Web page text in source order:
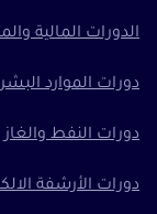
الدورات المالية
دورات الموارد
دورات النفط والغاز
دورات الأرشفة